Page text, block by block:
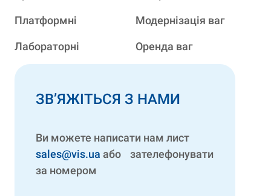
Платформні
Лабораторні
Модернізація ваг
Оренда ваг
ЗВ’ЯЖІТЬСЯ З НАМИ
Ви можете написати нам лист
sales@vis.ua або зателефонувати
за номером